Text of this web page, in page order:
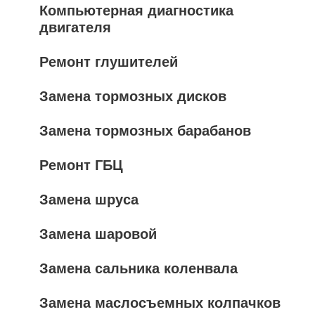
Компьютерная диагностика
двигателя
Ремонт глушителей
Замена тормозных дисков
Замена тормозных барабанов
Ремонт ГБЦ
Замена шруса
Замена шаровой
Замена сальника коленвала
Замена маслосъемных колпачков